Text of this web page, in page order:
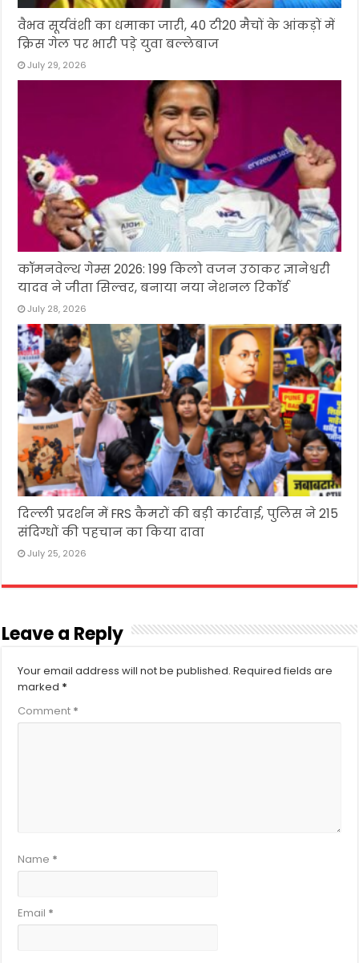
वैभव सूर्यवंशी का धमाका जारी, 40 टी20 मैचों के आंकड़ों में
क्रिस गेल पर भारी पड़े युवा बल्लेबाज
July 29, 2026
कॉमनवेल्थ गेम्स 2026: 199 किलो वजन उठाकर ज्ञानेश्वरी
यादव ने जीता सिल्वर, बनाया नया नेशनल रिकॉर्ड
July 28, 2026
दिल्ली प्रदर्शन में FRS कैमरों की बड़ी कार्रवाई, पुलिस ने 215
संदिग्धों की पहचान का किया दावा
July 25, 2026
Leave a Reply
Your email address will not be published. Required fields are
marked *
Comment *
Name *
Email *